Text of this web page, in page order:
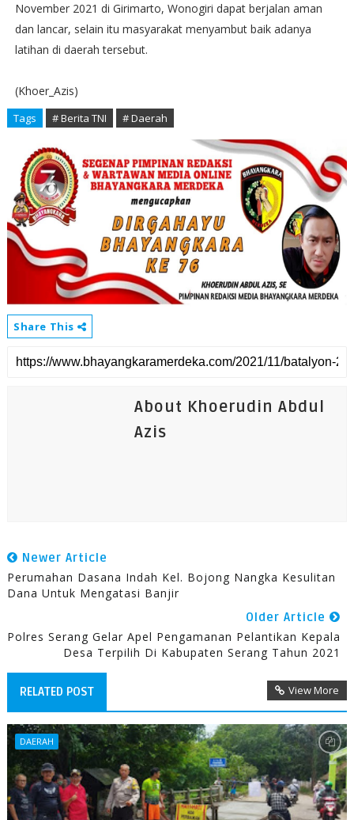
November 2021 di Girimarto, Wonogiri dapat berjalan aman
dan lancar, selain itu masyarakat menyambut baik adanya
latihan di daerah tersebut.
(Khoer_Azis)
Tags # Berita TNI # Daerah
Share This
About Khoerudin Abdul
Azis
Newer Article
Perumahan Dasana Indah Kel. Bojong Nangka Kesulitan
Dana Untuk Mengatasi Banjir
Older Article
Polres Serang Gelar Apel Pengamanan Pelantikan Kepala
Desa Terpilih Di Kabupaten Serang Tahun 2021
RELATED POST View More
DAERAH